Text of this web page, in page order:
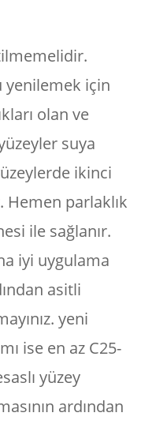
yenilemek için
olan ve
suya
ikinci
parlaklık
ile sağlanır.
iyi uygulama
asitli
yeni
ise en az C25-
yüzey
ardından